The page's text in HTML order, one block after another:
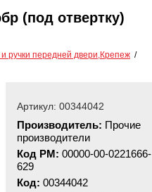
(под отвертку)
ручки передней двери,Крепеж
Артикул: 00344042
Производитель: Прочие
производители
Код РМ: 00000-00-0221666-
629
Код: 00344042